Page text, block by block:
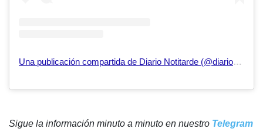
Una publicación compartida de Diario Notitarde (@diarionotitarde)
Sigue la información minuto a minuto en nuestro Telegram